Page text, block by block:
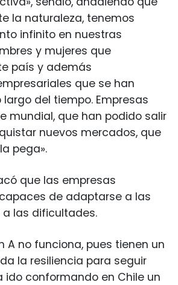
la naturaleza, tenemos
infinito en nuestras
y mujeres que
país y además
que se han
del tiempo. Empresas
mundial, que han podido salir
nuevos mercados, que
pega».
que las empresas
de adaptarse a las
las dificultades.
A no funciona, pues tienen un
la resiliencia para seguir
ido conformando en Chile un